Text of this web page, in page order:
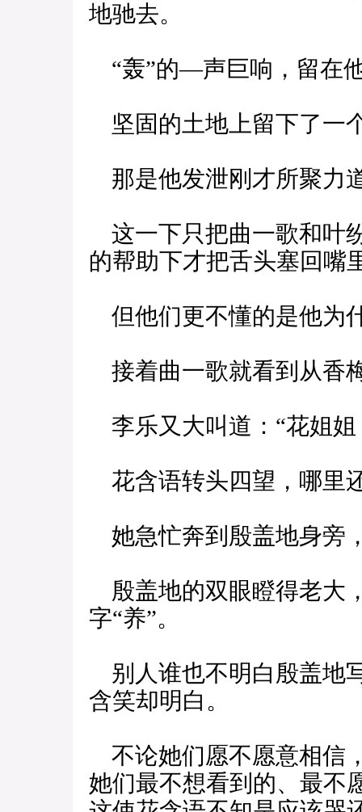
地驰去。
“轰”的—声巨响，留在
坚固的土地上留下了一
那是他发泄刚才所聚力
这一下只把曲一歌和叶
的帮助下才把舌头塞回嘴
但他们更不懂的是他为
接着曲一歌就看到从香
李乐又大叫道：“花姐姐
花含语转头四望，哪里
她急忙奔到殷盖地身旁
殷盖地的双眼瞪得老大
字“养”。
别人谁也不明白殷盖地
含笑却明白。
不论她们愿不愿意相信
她们最不想看到的、最不